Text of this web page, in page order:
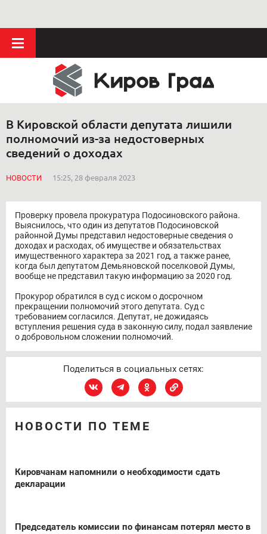
В Кировской области депутата лишили
полномочий из-за недостоверных
сведений о доходах
НОВОСТИ 15:25, 28 февраля 2023
Проверку провела прокуратура Подосиновского района.
Выяснилось, что один из депутатов Подосиновской
районной Думы представил недостоверные сведения о
доходах и расходах, об имуществе и обязательствах
имущественного характера за 2021 год, а также ранее,
когда был депутатом Демьяновской поселковой Думы,
вообще не представил такую информацию за 2020 год.
Прокурор обратился в суд с иском о досрочном
прекращении полномочий этого депутата. Суд с
требованием согласился. Депутат, не дожидаясь
вступления решения суда в законную силу, подал заявление
о добровольном сложении полномочий.
Поделиться в социальных сетях:
НОВОСТИ ПО ТЕМЕ
Кировчанам напомнили о необходимости сдать
декларации
Председатель комиссии по финансам потерял место в